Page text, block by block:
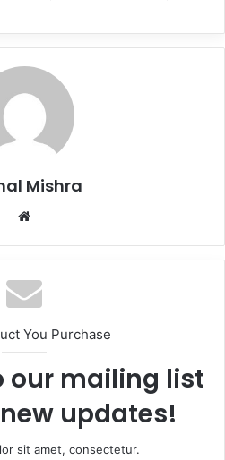
Mishra
Website
You Purchase
our mailing list
updates!
sit amet, consectetur.